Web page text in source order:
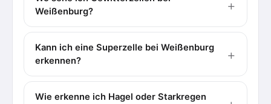
Weißenburg?
Kann ich eine Superzelle bei Weißenburg
erkennen?
Wie erkenne ich Hagel oder Starkregen